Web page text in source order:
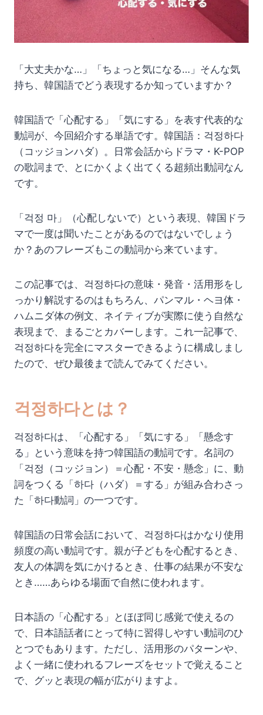
「大丈夫かな…」「ちょっと気になる…」そんな気
持ち、韓国語でどう表現するか知っていますか？
韓国語で「心配する」「気にする」を表す代表的な
動詞が、今回紹介する単語です。韓国語：걱정하다
（コッジョンハダ）。日常会話からドラマ・K-POP
の歌詞まで、とにかくよく出てくる超頻出動詞なん
です。
「걱정 마」（心配しないで）という表現、韓国ドラ
マで一度は聞いたことがあるのではないでしょう
か？あのフレーズもこの動詞から来ています。
この記事では、걱정하다の意味・発音・活用形をし
っかり解説するのはもちろん、パンマル・ヘヨ体・
ハムニダ体の例文、ネイティブが実際に使う自然な
表現まで、まるごとカバーします。これ一記事で、
걱정하다を完全にマスターできるように構成しまし
たので、ぜひ最後まで読んでみてください。
걱정하다とは？
걱정하다は、「心配する」「気にする」「懸念す
る」という意味を持つ韓国語の動詞です。名詞の
「걱정（コッジョン）＝心配・不安・懸念」に、動
詞をつくる「하다（ハダ）＝する」が組み合わさっ
た「하다動詞」の一つです。
韓国語の日常会話において、걱정하다はかなり使用
頻度の高い動詞です。親が子どもを心配するとき、
友人の体調を気にかけるとき、仕事の結果が不安な
とき……あらゆる場面で自然に使われます。
日本語の「心配する」とほぼ同じ感覚で使えるの
で、日本語話者にとって特に習得しやすい動詞のひ
とつでもあります。ただし、活用形のパターンや、
よく一緒に使われるフレーズをセットで覚えること
で、グッと表現の幅が広がりますよ。